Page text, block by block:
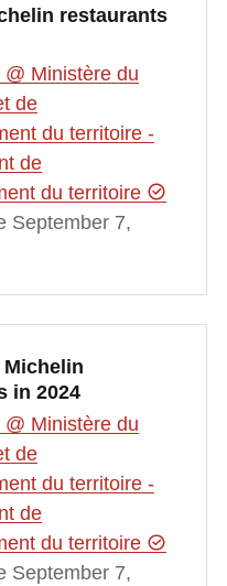
restaurants
@ Ministère du
de
du territoire -
de
du territoire
September 7,
Michelin
in 2024
@ Ministère du
de
du territoire -
de
du territoire
September 7,